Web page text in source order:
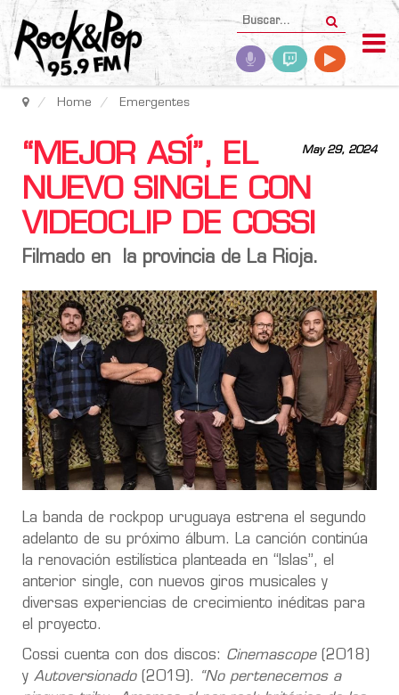
Home Emergentes
May 29, 2024
“MEJOR ASÍ”, EL
NUEVO SINGLE CON
VIDEOCLIP DE COSSI
Filmado en la provincia de La Rioja.
La banda de rockpop uruguaya estrena el segundo
adelanto de su próximo álbum. La canción continúa
la renovación estilística planteada en “Islas”, el
anterior single, con nuevos giros musicales y
diversas experiencias de crecimiento inéditas para
el proyecto.
Cossi cuenta con dos discos: Cinemascope(2018)
y Autoversionado (2019).
“No pertenecemos a